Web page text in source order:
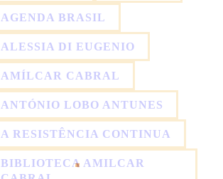
AGENDA BRASIL
ALESSIA DI EUGENIO
AMÍLCAR CABRAL
ANTÓNIO LOBO ANTUNES
A RESISTÊNCIA CONTINUA
BIBLIOTECA AMILCAR